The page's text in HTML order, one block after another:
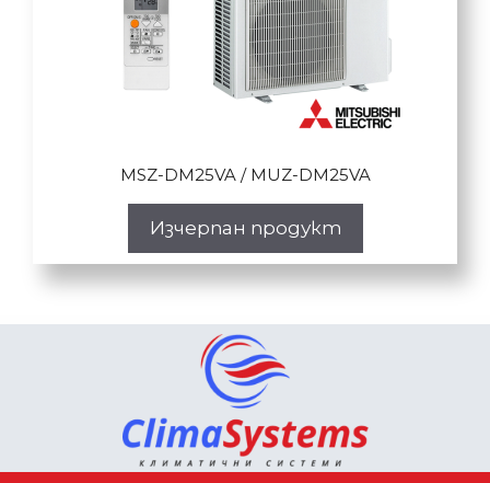
MSZ-DM25VA / MUZ-DM25VA
Изчерпан продукт